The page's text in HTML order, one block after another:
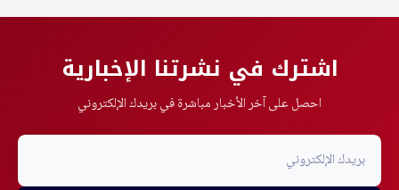
اشترك في نشرتنا الإخبارية
احصل على آخر الأخبار مباشرة في بريدك الإلكتروني